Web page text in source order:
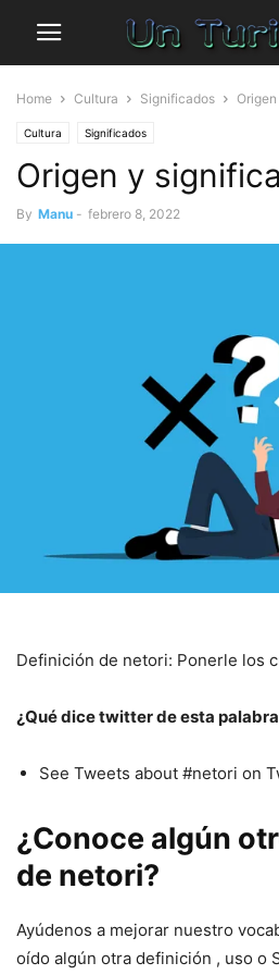
Home Cultura Significados
Cultura Significados
Origen y
By Manu - febrero 8, 2022
Definición de netori: Ponerle los
¿Qué dice twitter de esta
See Tweets about #netori on
¿Conoce algún
de netori?
Ayúdenos a mejorar nuestro
oído algún otra definición , uso o